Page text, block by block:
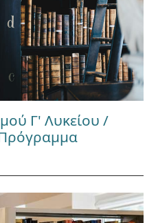
Γ' Λυκείου /
Πρόγραμμα